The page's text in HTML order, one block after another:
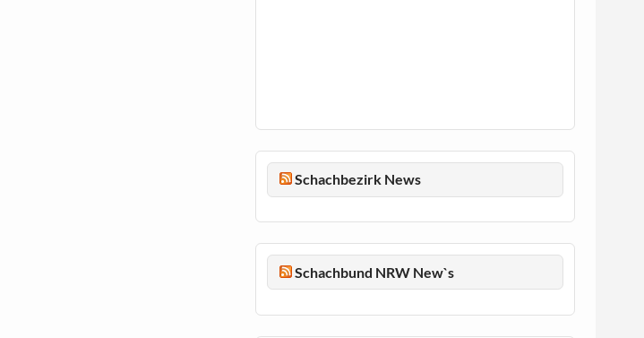
Schachbezirk News
Schachbund NRW New`s